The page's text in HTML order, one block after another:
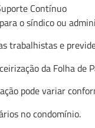
Contínuo
o síndico ou
trabalhistas e
da Folha de
pode variar
no condomínio.